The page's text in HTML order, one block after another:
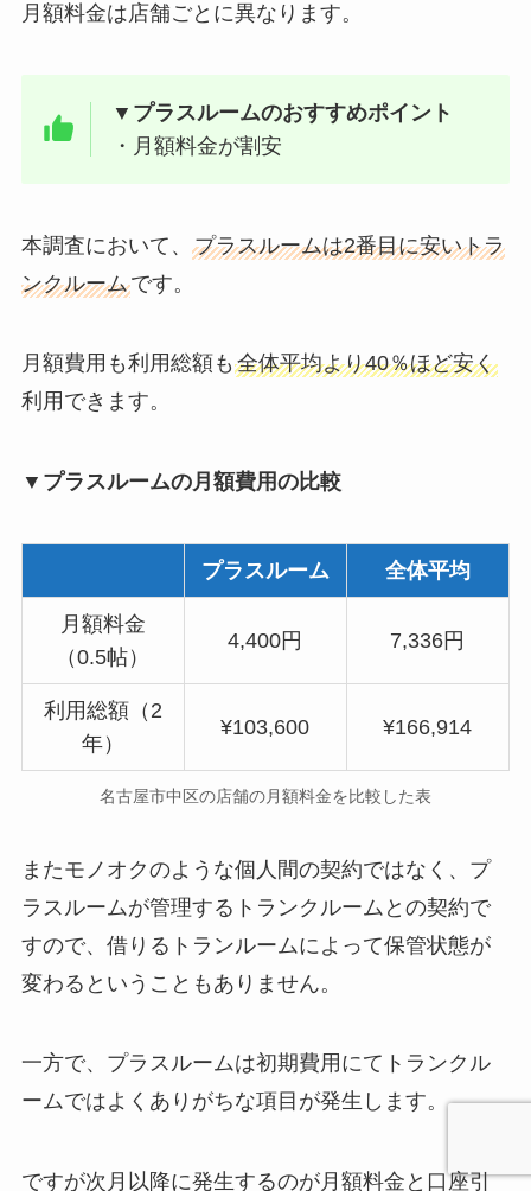
月額料金は店舗ごとに異なります。
▼プラスルームのおすすめポイント
・月額料金が割安
本調査において、 プラスルームは2番目に安いトラ
ンクルームです。
月額費用も利用総額も 全体平均より40％ほど安く
利用できます。
▼プラスルームの月額費用の比較
プラスルーム 全体平均
月額料金
（0.5帖）
4,400円 7,336円
利用総額（2
年）
¥103,600 ¥166,914
名古屋市中区の店舗の月額料金を比較した表
またモノオクのような個人間の契約ではなく、プ
ラスルームが管理するトランクルームとの契約で
すので、借りるトランルームによって保管状態が
変わるということもありません。
一方で、プラスルームは初期費用にてトランクル
ームではよくありがちな項目が発生します。
ですが次月以降に発生するのが月額料金と口座引